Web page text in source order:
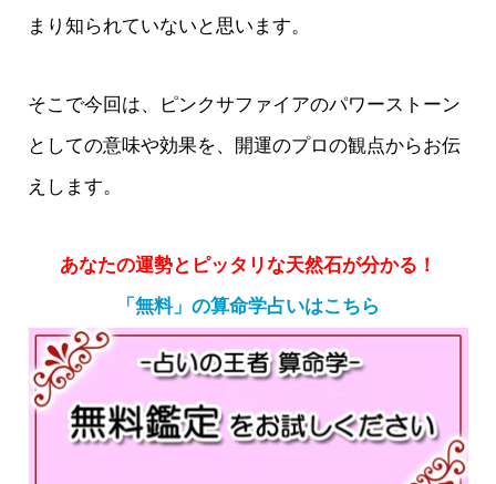
まり知られていないと思います。
そこで今回は、ピンクサファイアのパワーストーン
としての意味や効果を、開運のプロの観点からお伝
えします。
あなたの運勢とピッタリな天然石が分かる！
「無料」の算命学占いはこちら